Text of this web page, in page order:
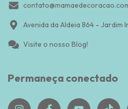
Avenida da Aldeia 864 - Jardim
Visite o nosso Blog!
Permaneça conectado